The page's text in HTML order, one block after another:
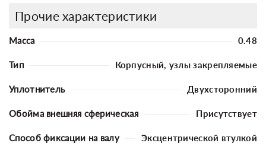
Прочие характеристики
Масса 0.48
Тип Корпусный, узлы закрепляемые
Уплотнитель Двухсторонний
Обойма внешняя сферическая Присутствует
Способ фиксации на валу Эксцентрической втулкой